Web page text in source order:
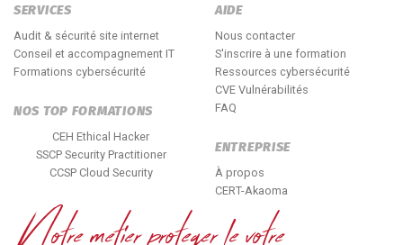
SERVICES
Audit & sécurité site internet
Conseil et accompagnement IT
Formations cybersécurité
NOS TOP FORMATIONS
CEH Ethical Hacker
SSCP Security Practitioner
CCSP Cloud Security
AIDE
Nous contacter
S'inscrire à une formation
Ressources cybersécurité
CVE Vulnérabilités
FAQ
ENTREPRISE
À propos
CERT-Akaoma